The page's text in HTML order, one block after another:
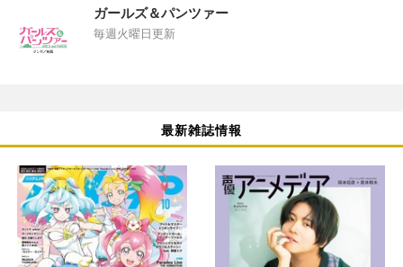
ガールズ＆パンツァー
毎週火曜日更新
最新雑誌情報